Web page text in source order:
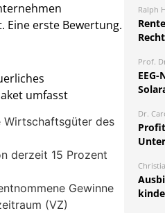
Eine erste Bewertung.
umfasst
Wirtschaftsgüter des
derzeit 15 Prozent
Gewinne
(VZ)
Ralph
Prof.
Dr.